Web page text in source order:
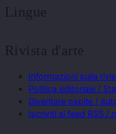
Lingue
Rivista d'arte
Informazioni sulla
Politica editoriale /
Diventare ospite /
Iscriviti ai feed RSS /